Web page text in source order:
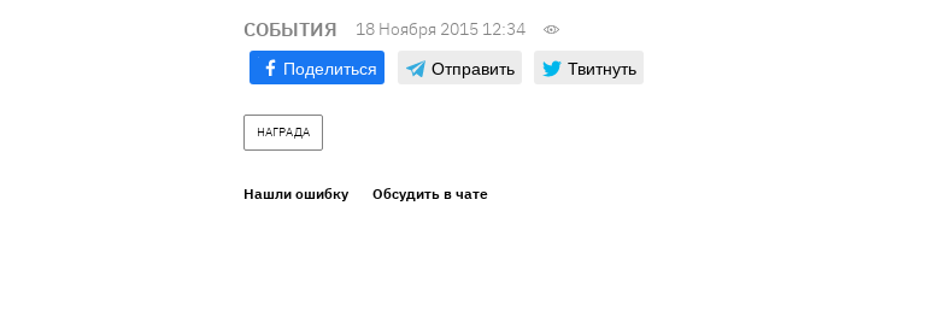
СОБЫТИЯ 18 Ноября 2015 12:34
Поделиться Отправить Твитнуть
НАГРАДА
Нашли ошибку Обсудить в чате